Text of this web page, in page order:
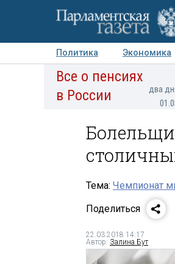
Политика Экономика
Авторы Персоны
Все о пенсиях
в России
два
Тема: Чемпионат
Поделиться
22.03.2018 14:17
Автор: Залина Бут